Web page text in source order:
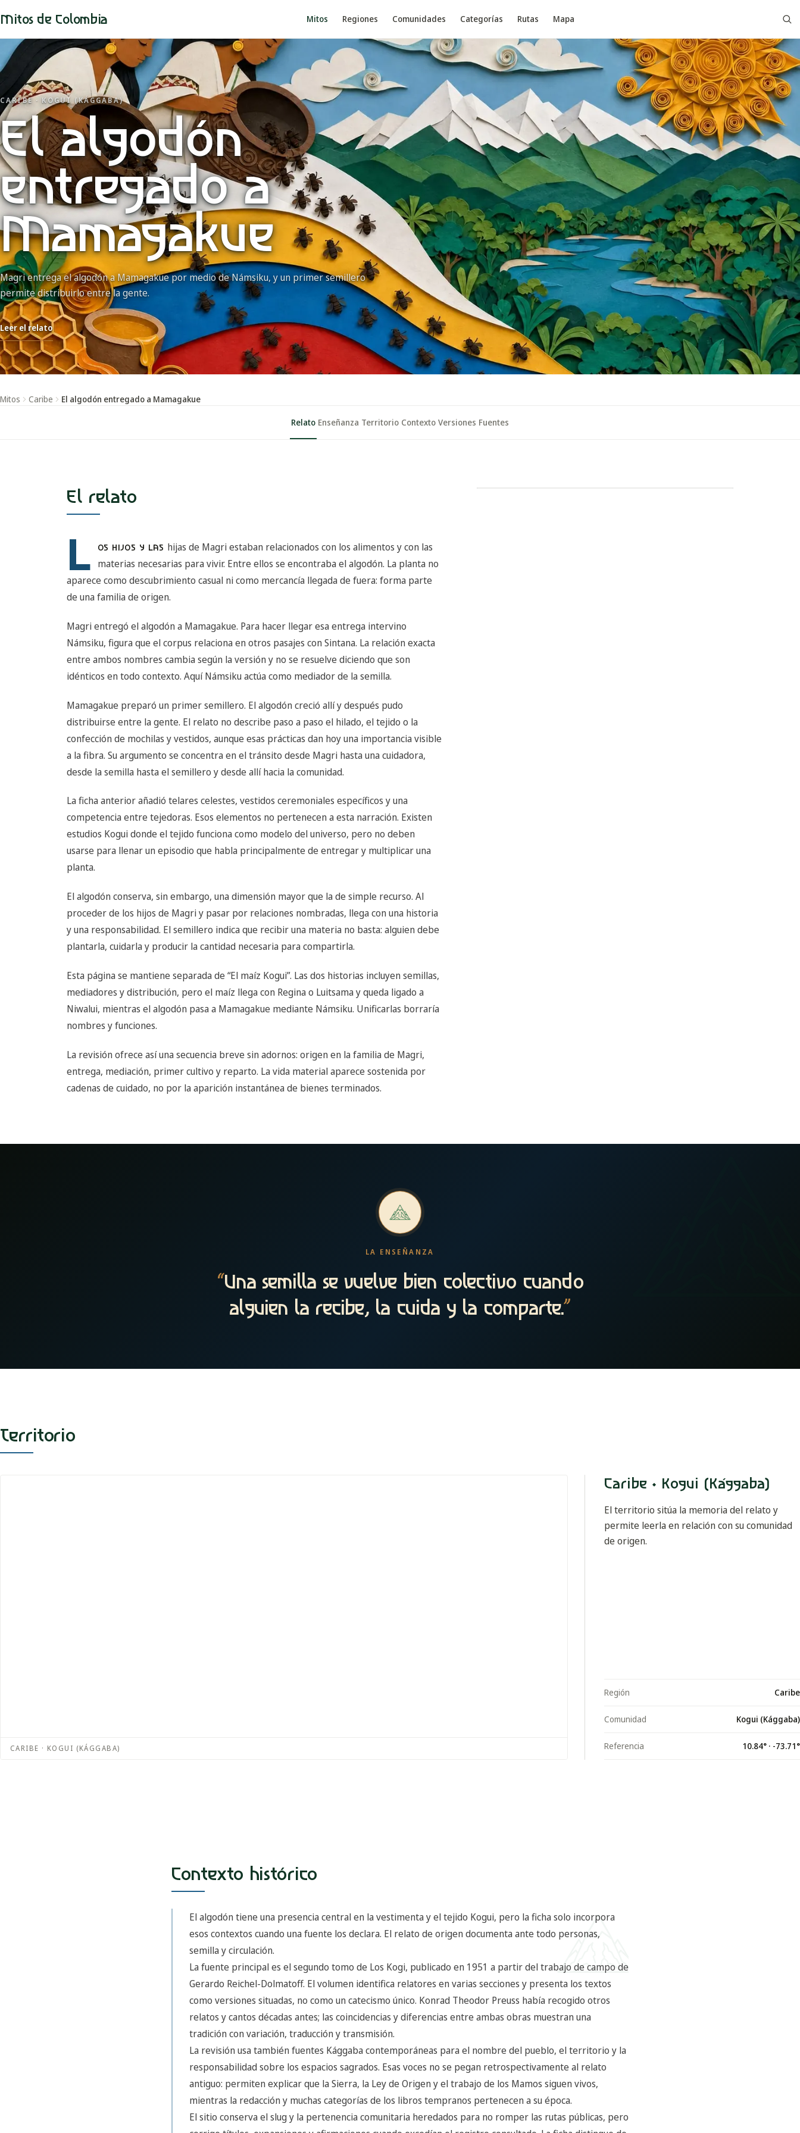
Mitos de Colombia Mitos Regiones Comunidades Categorías Rutas Mapa
CARIBE · KOGUI (KÁGGABA)
El algodón
entregado a
Mamagakue
Magri entrega el algodón a Mamagakue por medio de Námsiku, y un primer semillero
permite distribuirlo entre la gente.
Leer el relato
Mitos Caribe El algodón entregado a Mamagakue
Relato Enseñanza Territorio Contexto Versiones Fuentes
El relato
L OS HIJOS Y LAS hijas de Magri estaban relacionados con los alimentos y con las
materias necesarias para vivir. Entre ellos se encontraba el algodón. La planta no
aparece como descubrimiento casual ni como mercancía llegada de fuera: forma parte
de una familia de origen.
Magri entregó el algodón a Mamagakue. Para hacer llegar esa entrega intervino
Námsiku, figura que el corpus relaciona en otros pasajes con Sintana. La relación exacta
entre ambos nombres cambia según la versión y no se resuelve diciendo que son
idénticos en todo contexto. Aquí Námsiku actúa como mediador de la semilla.
Mamagakue preparó un primer semillero. El algodón creció allí y después pudo
distribuirse entre la gente. El relato no describe paso a paso el hilado, el tejido o la
confección de mochilas y vestidos, aunque esas prácticas dan hoy una importancia visible
a la fibra. Su argumento se concentra en el tránsito desde Magri hasta una cuidadora,
desde la semilla hasta el semillero y desde allí hacia la comunidad.
La ficha anterior añadió telares celestes, vestidos ceremoniales específicos y una
competencia entre tejedoras. Esos elementos no pertenecen a esta narración. Existen
estudios Kogui donde el tejido funciona como modelo del universo, pero no deben
usarse para llenar un episodio que habla principalmente de entregar y multiplicar una
planta.
El algodón conserva, sin embargo, una dimensión mayor que la de simple recurso. Al
proceder de los hijos de Magri y pasar por relaciones nombradas, llega con una historia
y una responsabilidad. El semillero indica que recibir una materia no basta: alguien debe
plantarla, cuidarla y producir la cantidad necesaria para compartirla.
Esta página se mantiene separada de “El maíz Kogui”. Las dos historias incluyen semillas,
mediadores y distribución, pero el maíz llega con Regina o Luitsama y queda ligado a
Niwalui, mientras el algodón pasa a Mamagakue mediante Námsiku. Unificarlas borraría
nombres y funciones.
La revisión ofrece así una secuencia breve sin adornos: origen en la familia de Magri,
entrega, mediación, primer cultivo y reparto. La vida material aparece sostenida por
cadenas de cuidado, no por la aparición instantánea de bienes terminados.
LA ENSEÑANZA
“Una semilla se vuelve bien colectivo cuando
alguien la recibe, la cuida y la comparte.”
Territorio
CARIBE · KOGUI (KÁGGABA)
Caribe · Kogui (Kággaba)
El territorio sitúa la memoria del relato y
permite leerla en relación con su comunidad
de origen.
Región Caribe
Comunidad Kogui (Kággaba)
Referencia 10.84° · -73.71°
Contexto histórico
El algodón tiene una presencia central en la vestimenta y el tejido Kogui, pero la ficha solo incorpora
esos contextos cuando una fuente los declara. El relato de origen documenta ante todo personas,
semilla y circulación.
La fuente principal es el segundo tomo de Los Kogi, publicado en 1951 a partir del trabajo de campo de
Gerardo Reichel-Dolmatoff. El volumen identifica relatores en varias secciones y presenta los textos
como versiones situadas, no como un catecismo único. Konrad Theodor Preuss había recogido otros
relatos y cantos décadas antes; las coincidencias y diferencias entre ambas obras muestran una
tradición con variación, traducción y transmisión.
La revisión usa también fuentes Kággaba contemporáneas para el nombre del pueblo, el territorio y la
responsabilidad sobre los espacios sagrados. Esas voces no se pegan retrospectivamente al relato
antiguo: permiten explicar que la Sierra, la Ley de Origen y el trabajo de los Mamos siguen vivos,
mientras la redacción y muchas categorías de los libros tempranos pertenecen a su época.
El sitio conserva el slug y la pertenencia comunitaria heredados para no romper las rutas públicas, pero